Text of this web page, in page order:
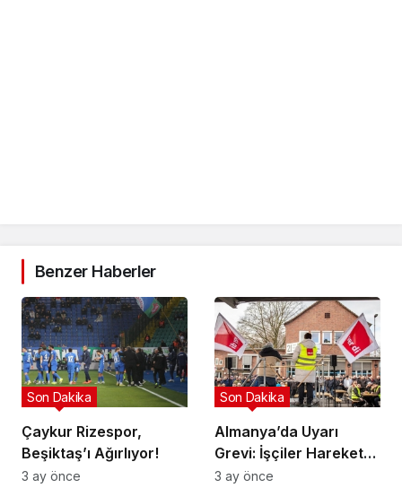
Benzer Haberler
Çaykur Rizespor,
Beşiktaş’ı Ağırlıyor!
Son Dakika
3 ay önce
Almanya’da Uyarı
Grevi: İşçiler Harekete
Geçti!
Son Dakika
3 ay önce